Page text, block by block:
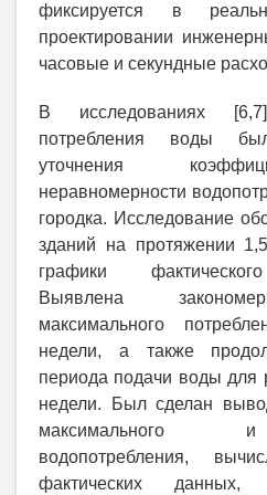
фиксируется в
проектировании
часовые и секундные
В исследованиях
потребления воды
уточнения
неравномерности
городка. Исследование
зданий на протяжении
графики
Выявлена
максимального
недели, а также
периода подачи воды для
недели. Был сделан
максимального
водопотребления,
фактических